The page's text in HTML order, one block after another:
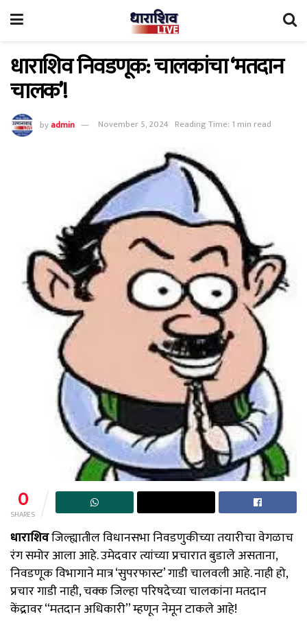
धाराशिव निवडणूक: चालकांचा ‘मतदान
चालक’!
byadmin November 5, 2024 Reading Time: 1 min read
0
SHARES
धाराशिवजिल्ह्यातील विधानसभा निवडणुकीच्या तयारीचा वेगळाच
रंग समोर आला आहे. उमेदवार त्यांच्या प्रचारात बुडाले असताना,
निवडणूक विभागाने मात्र ‘सुपरफास्ट’ गाडी चालवली आहे. नाही हो,
प्रचार गाडी नाही, चक्क जिल्हा परिषदेच्या चालकांना मतदान
केंद्रावर “मतदान अधिकारी” म्हणून नेमून टाकले आहे!